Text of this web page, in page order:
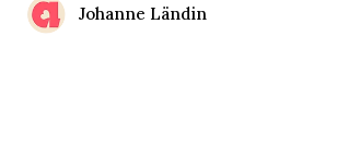
Johanne Ländin